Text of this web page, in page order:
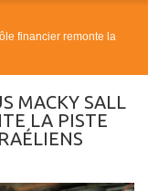
financier remonte la
MACKY SALL
LA PISTE